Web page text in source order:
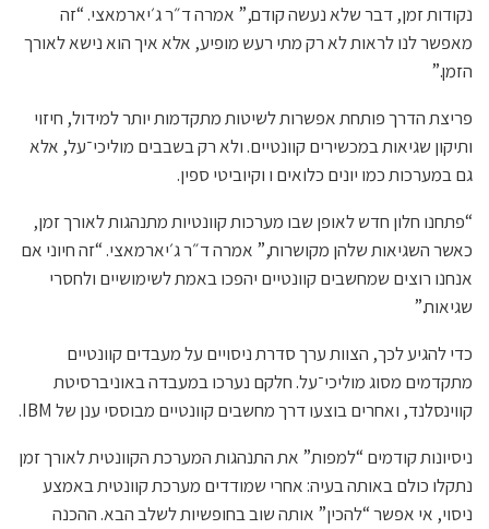
נקודות זמן, דבר שלא נעשה קודם,” אמרה ד״ר ג׳יארמאצי. “זה
מאפשר לנו לראות לא רק מתי רעש מופיע, אלא איך הוא נישא לאורך
הזמן.”
פריצת הדרך פותחת אפשרות לשיטות מתקדמות יותר למידול, חיזוי
ותיקון שגיאות במכשירים קוונטיים. ולא רק בשבבים מוליכי־על, אלא
גם במערכות כמו יונים כלואים ו וקיוביטי ספין.
“פתחנו חלון חדש לאופן שבו מערכות קוונטיות מתנהגות לאורך זמן,
כאשר השגיאות שלהן מקושרות,” אמרה ד״ר ג׳יארמאצי. “זה חיוני אם
אנחנו רוצים שמחשבים קוונטיים יהפכו באמת לשימושיים ולחסרי
שגיאות.”
כדי להגיע לכך, הצוות ערך סדרת ניסויים על מעבדים קוונטיים
מתקדמים מסוג מוליכי־על. חלקם נערכו במעבדה באוניברסיטת
קווינסלנד, ואחרים בוצעו דרך מחשבים קוונטיים מבוססי ענן של IBM.
ניסיונות קודמים “למפות” את התנהגות המערכת הקוונטית לאורך זמן
נתקלו כולם באותה בעיה: אחרי שמודדים מערכת קוונטית באמצע
ניסוי, אי אפשר “להכין” אותה שוב בחופשיות לשלב הבא. ההכנה